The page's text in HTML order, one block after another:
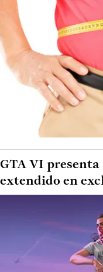
GTA VI
extendido en